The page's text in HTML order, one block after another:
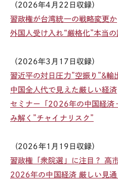
（ 2026年4 月22 日収録）
習政権が台湾統一の戦略変更か
外国人受け入れ“厳格化”本当
（ 2026年3月17 日収録）
習近平の対日圧力”空振り”&輸
中国全人代で見えた厳しい経済
セミナー「2026年の中国経済
み解く”チャイナリスク”
(2026年1月19 日収録）
習政権「衆院選」に注目？ 高
2026年の中国経済 厳しい見通